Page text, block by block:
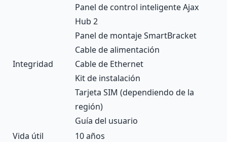
Integridad
Panel de control inteligente Ajax
Hub 2
Panel de montaje SmartBracket
Cable de alimentación
Cable de Ethernet
Kit de instalación
Tarjeta SIM (dependiendo de la
región)
Guía del usuario
Vida útil
10 años